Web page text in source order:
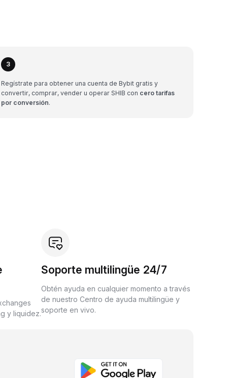
3
Regístrate para obtener una cuenta de Bybit gratis y
convertir, comprar, vender u operar SHIB con cero tarifas
por conversión.
y liquidez.
Soporte multilingüe 24/7
Obtén ayuda en cualquier momento a través
de nuestro Centro de ayuda multilingüe y
soporte en vivo.